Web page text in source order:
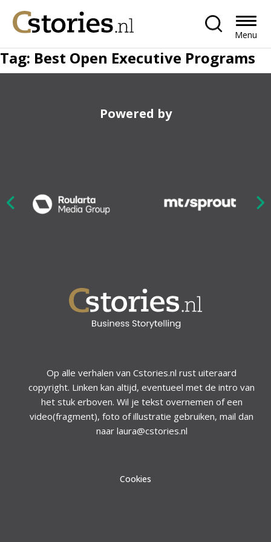
Menu
Tag: Best Open Executive Programs
Powered by
Op alle verhalen van Cstories.nl rust uiteraard
copyright. Linken kan altijd, eventueel met de intro van
het stuk erboven. Wil je tekst overnemen of een
video(fragment), foto of illustratie gebruiken, mail dan
naar laura@cstories.nl
Cookies